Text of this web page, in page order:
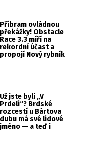
Příbram ovládnou
překážky! Obstacle
Race 3.3 míří na
rekordní účast a
propojí Nový rybník
Už jste byli „V
Prdeli“? Brdské
rozcestí u Bártova
dubu má své lidové
jméno — a teď i